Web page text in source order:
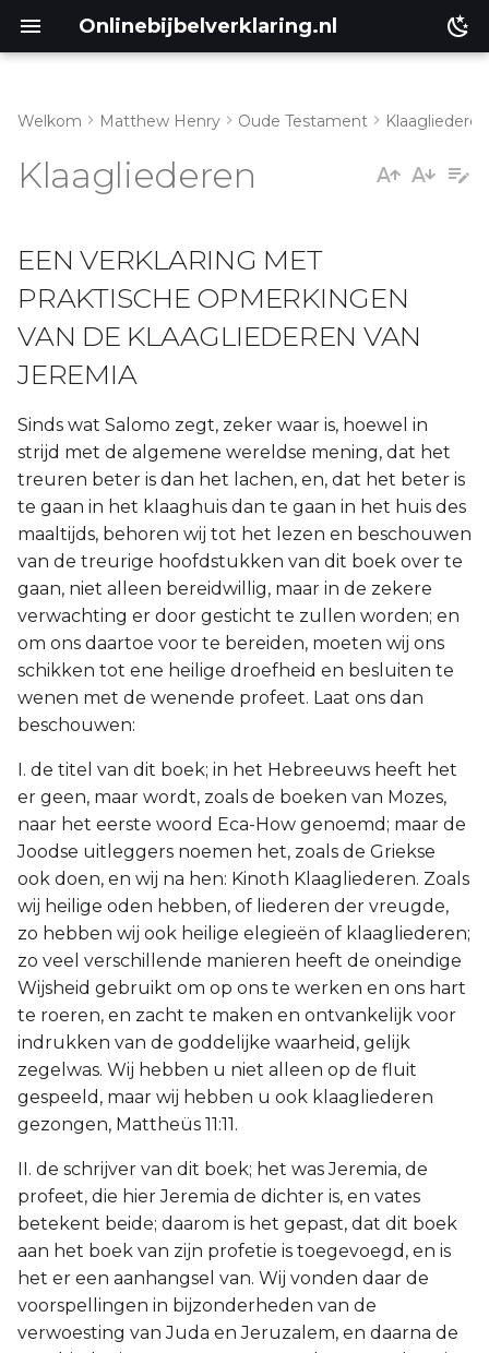
Onlinebijbelverklaring.nl
Lukas
Johannes
Handelingen
Romeinen
1 Korinthe
2 Korinthe
Galaten
Éfeze
Filipenzen
Kolossenzen
1 Thessalonicenzen
2 Thessalonicenzen
1 Timótheüs
2 Timótheüs
Titus
Filémon
Hebreeën
Jakobus
1 Petrus
2 Petrus
1 Johannes
Welkom Matthew Henry Oude Testament Klaagliederen
Klaagliederen
EEN VERKLARING MET
PRAKTISCHE OPMERKINGEN
VAN DE KLAAGLIEDEREN VAN
JEREMIA
Sinds wat Salomo zegt, zeker waar is, hoewel in
strijd met de algemene wereldse mening, dat het
treuren beter is dan het lachen, en, dat het beter is
te gaan in het klaaghuis dan te gaan in het huis des
maaltijds, behoren wij tot het lezen en beschouwen
van de treurige hoofdstukken van dit boek over te
gaan, niet alleen bereidwillig, maar in de zekere
verwachting er door gesticht te zullen worden; en
om ons daartoe voor te bereiden, moeten wij ons
schikken tot ene heilige droefheid en besluiten te
wenen met de wenende profeet. Laat ons dan
beschouwen:
I. de titel van dit boek; in het Hebreeuws heeft het
er geen, maar wordt, zoals de boeken van Mozes,
naar het eerste woord Eca-How genoemd; maar de
Joodse uitleggers noemen het, zoals de Griekse
ook doen, en wij na hen: Kinoth Klaagliederen. Zoals
wij heilige oden hebben, of liederen der vreugde,
zo hebben wij ook heilige elegieën of klaagliederen;
zo veel verschillende manieren heeft de oneindige
Wijsheid gebruikt om op ons te werken en ons hart
te roeren, en zacht te maken en ontvankelijk voor
indrukken van de goddelijke waarheid, gelijk
zegelwas. Wij hebben u niet alleen op de fluit
gespeeld, maar wij hebben u ook klaagliederen
gezongen, Mattheüs 11:11.
II. de schrijver van dit boek; het was Jeremia, de
profeet, die hier Jeremia de dichter is, en vates
betekent beide; daarom is het gepast, dat dit boek
aan het boek van zijn profetie is toegevoegd, en is
het er een aanhangsel van. Wij vonden daar de
voorspellingen in bijzonderheden van de
verwoesting van Juda en Jeruzalem, en daarna de